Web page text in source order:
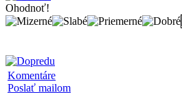
Ohodnoť!
Komentáre
Poslať mailom